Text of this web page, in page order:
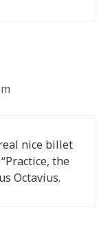
nice billet
the
Octavius.